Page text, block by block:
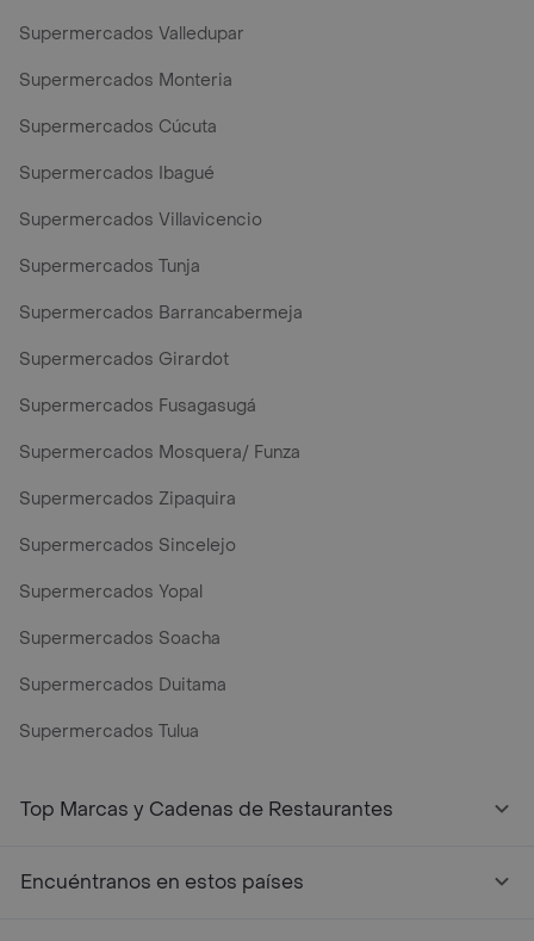
Supermercados Valledupar
Supermercados Monteria
Supermercados Cúcuta
Supermercados Ibagué
Supermercados Villavicencio
Supermercados Tunja
Supermercados Barrancabermeja
Supermercados Girardot
Supermercados Fusagasugá
Supermercados Mosquera/ Funza
Supermercados Zipaquira
Supermercados Sincelejo
Supermercados Yopal
Supermercados Soacha
Supermercados Duitama
Supermercados Tulua
Top Marcas y Cadenas de Restaurantes
Encuéntranos en estos países